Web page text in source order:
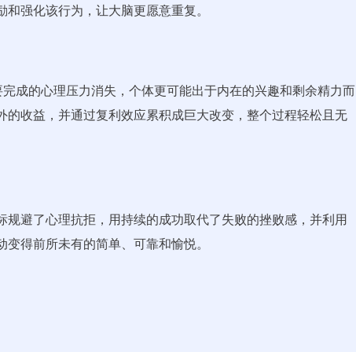
强化该行为，让大脑更愿意重复。
成的心理压力消失，个体更可能出于内在的兴趣和剩余精力而
收益，并通过复利效应累积成巨大改变，整个过程轻松且无
避了心理抗拒，用持续的成功取代了失败的挫败感，并利用
得前所未有的简单、可靠和愉悦。